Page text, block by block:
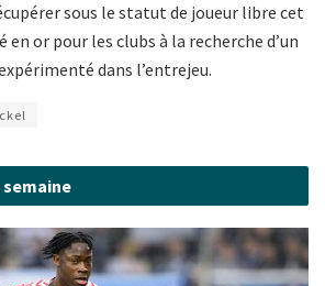
sous le statut de joueur libre cet
or pour les clubs à la recherche d’un
dans l’entrejeu.